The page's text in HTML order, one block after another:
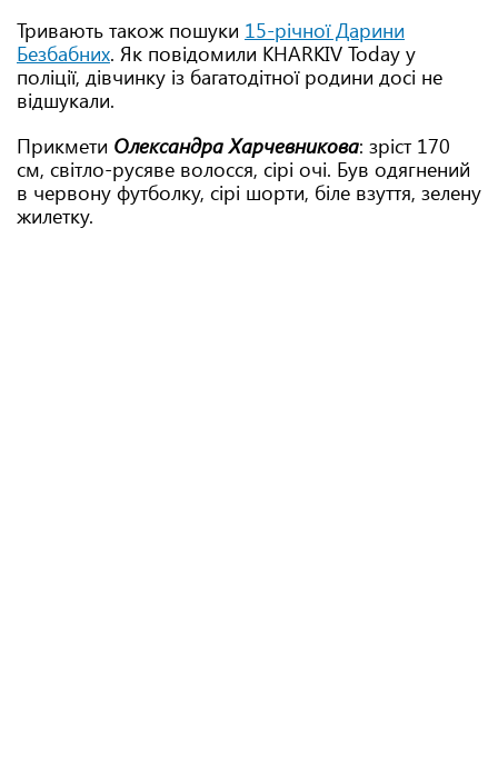
Тривають також пошуки 15-річної Дарини
Безбабних. Як повідомили KHARKIV Today у
поліції, дівчинку із багатодітної родини досі не
відшукали.
Прикмети Олександра Харчевникова: зріст 170
см, світло-русяве волосся, сірі очі. Був одягнений
в червону футболку, сірі шорти, біле взуття, зелену
жилетку.